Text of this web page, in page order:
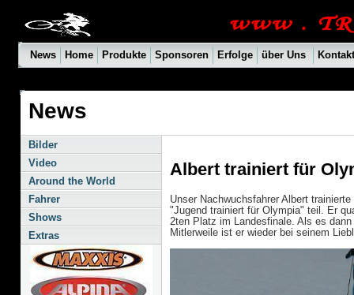
News Home Produkte Sponsoren Erfolge über Uns Kontakt
News
Bilder
Video
Around the World
Fahrer
Shows
Extras
Albert trainiert für
Unser Nachwuchsfahrer Albert
"Jugend trainiert für Olympia" teil. Er
2ten Platz im Landesfinale. Als es
Mitlerweile ist er wieder bei seinem